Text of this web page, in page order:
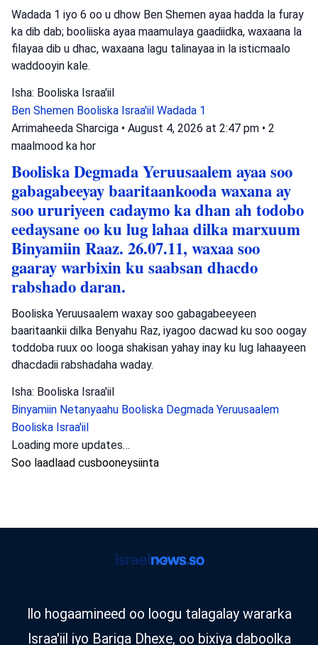
Wadada 1 iyo 6 oo u dhow Ben Shemen ayaa hadda la furay
ka dib dab; booliiska ayaa maamulaya gaadiidka, waxaana la
filayaa dib u dhac, waxaana lagu talinayaa in la isticmaalo
waddooyin kale.
Isha: Booliska Israa'iil
Ben Shemen Booliska Israa'iil Wadada 1
Arrimaheeda Sharciga • August 4, 2026 at 2:47 pm • 2
maalmood ka hor
Booliska Degmada Yeruusaalem ayaa soo
gabagabeeyay baaritaankooda waxana ay
soo ururiyeen cadaymo ka dhan ah todobo
eedaysane oo ku lug lahaa dilka marxuum
Binyamiin Raaz. 26.07.11, waxaa soo
gaaray warbixin ku saabsan dhacdo
rabshado daran.
Booliska Yeruusaalem waxay soo gabagabeeyeen
baaritaankii dilka Benyahu Raz, iyagoo dacwad ku soo oogay
toddoba ruux oo looga shakisan yahay inay ku lug lahaayeen
dhacdadii rabshadaha waday.
Isha: Booliska Israa'iil
Binyamiin Netanyaahu Booliska Degmada Yeruusaalem
Booliska Israa'iil
Loading more updates…
Soo laadlaad cusbooneysiinta
Ilo hogaamineed oo loogu talagalay wararka
Israa'iil iyo Bariga Dhexe, oo bixiya daboolka